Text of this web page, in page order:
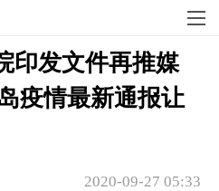
印发文件再推媒
疫情最新通报让
2020-09-27 05:33